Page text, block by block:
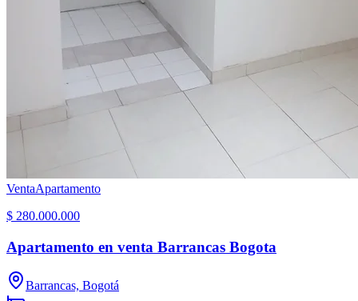
VentaApartamento
$ 280.000.000
Apartamento en venta Barrancas Bogota
Barrancas, Bogotá